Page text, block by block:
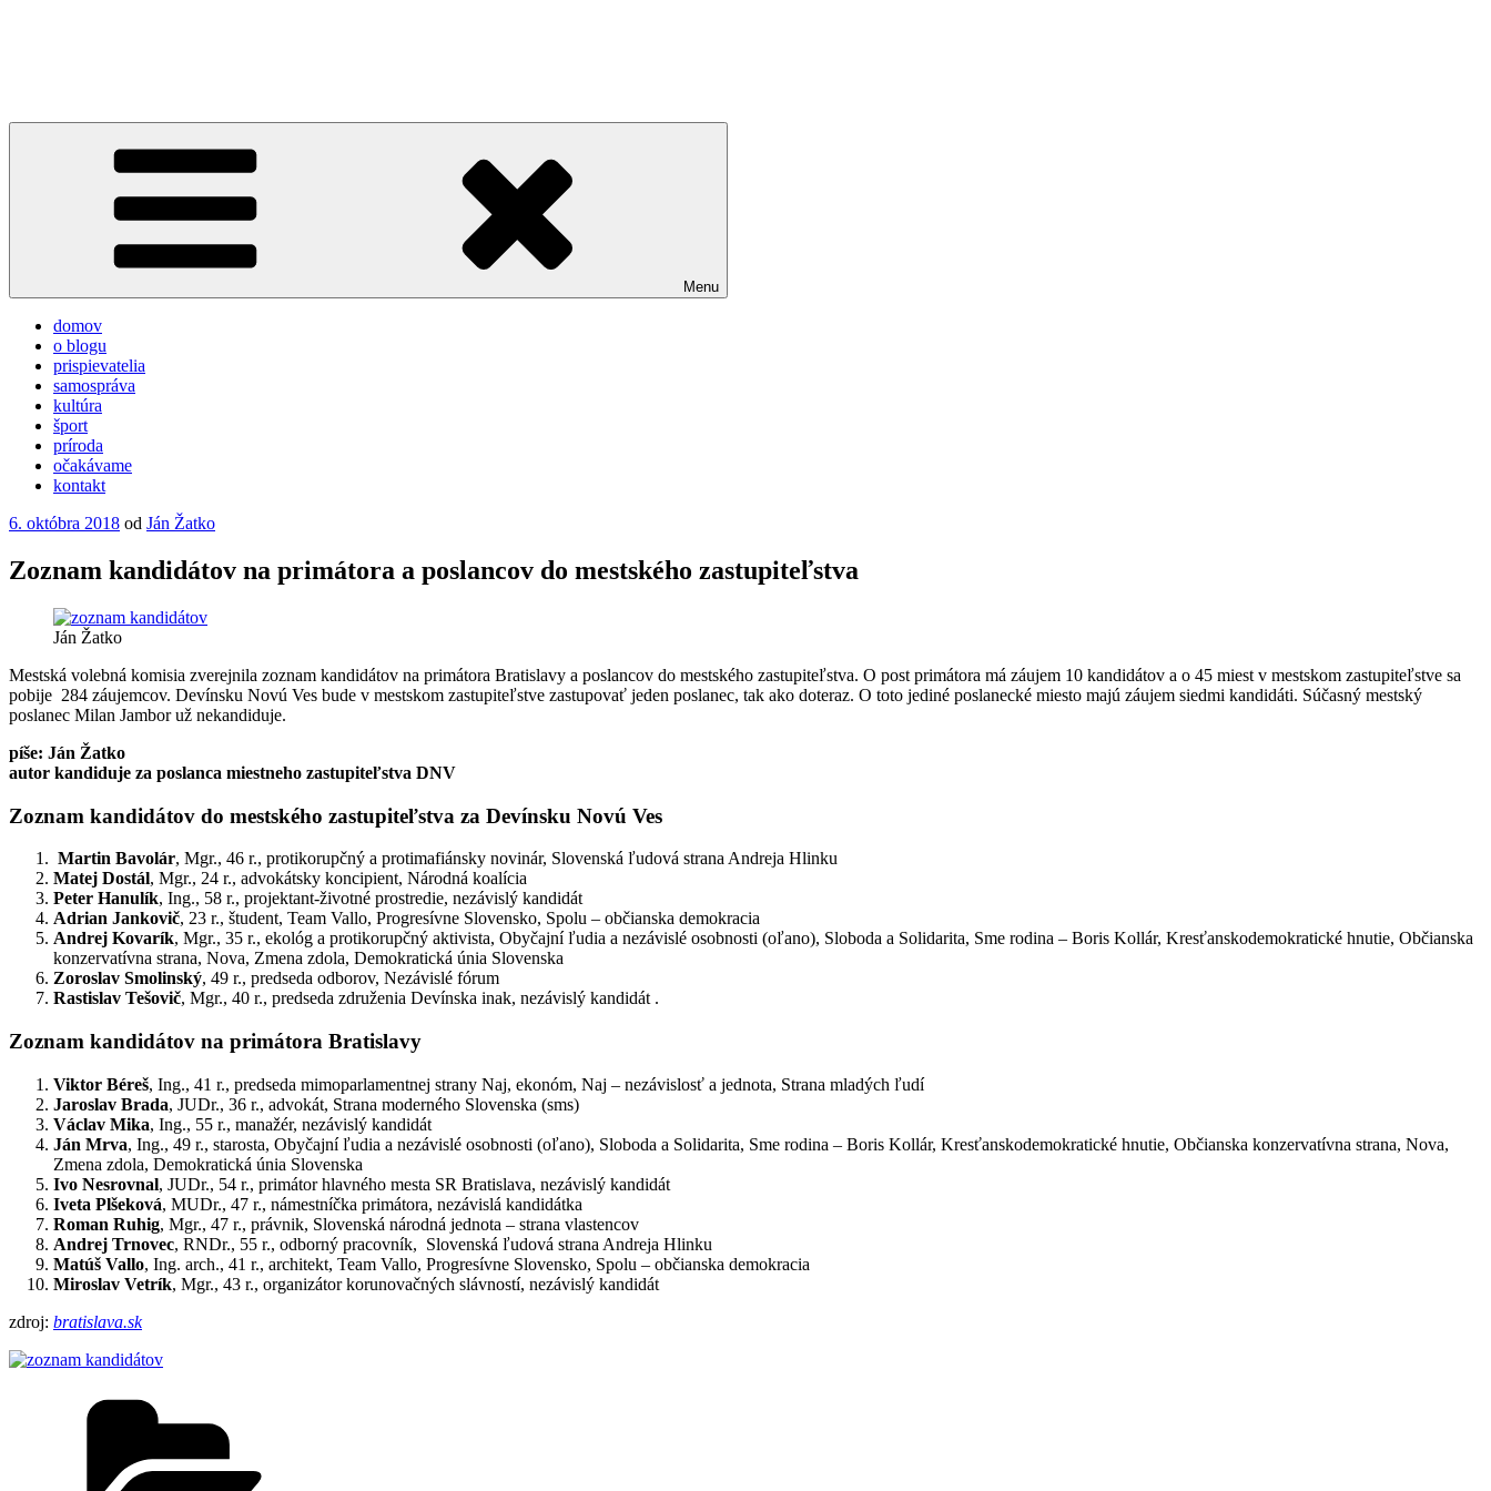
Menu
domov
o blogu
prispievatelia
samospráva
kultúra
šport
príroda
očakávame
kontakt
Publikované
6. októbra 2018 od Ján Žatko
Zoznam kandidátov na primátora a poslancov do mestského zastupiteľstva
Ján Žatko
Mestská volebná komisia zverejnila zoznam kandidátov na primátora Bratislavy a poslancov do mestského zastupiteľstva. O post primátora má záujem 10 kandidátov a o 45 miest v mestskom zastupiteľstve sa
pobije 284 záujemcov. Devínsku Novú Ves bude v mestskom zastupiteľstve zastupovať jeden poslanec, tak ako doteraz. O toto jediné poslanecké miesto majú záujem siedmi kandidáti. Súčasný mestský
poslanec Milan Jambor už nekandiduje.
píše: Ján Žatko
autor kandiduje za poslanca miestneho zastupiteľstva DNV
Zoznam kandidátov do mestského zastupiteľstva za Devínsku Novú Ves
Martin Bavolár, Mgr., 46 r., protikorupčný a protimafiánsky novinár, Slovenská ľudová strana Andreja Hlinku
Matej Dostál, Mgr., 24 r., advokátsky koncipient, Národná koalícia
Peter Hanulík, Ing., 58 r., projektant-životné prostredie, nezávislý kandidát
Adrian Jankovič, 23 r., študent, Team Vallo, Progresívne Slovensko, Spolu – občianska demokracia
Andrej Kovarík, Mgr., 35 r., ekológ a protikorupčný aktivista, Obyčajní ľudia a nezávislé osobnosti (oľano), Sloboda a Solidarita, Sme rodina – Boris Kollár, Kresťanskodemokratické hnutie, Občianska
konzervatívna strana, Nova, Zmena zdola, Demokratická únia Slovenska
Zoroslav Smolinský, 49 r., predseda odborov, Nezávislé fórum
Rastislav Tešovič, Mgr., 40 r., predseda združenia Devínska inak, nezávislý kandidát .
Zoznam kandidátov na primátora Bratislavy
Viktor Béreš, Ing., 41 r., predseda mimoparlamentnej strany Naj, ekonóm, Naj – nezávislosť a jednota, Strana mladých ľudí
Jaroslav Brada, JUDr., 36 r., advokát, Strana moderného Slovenska (sms)
Václav Mika, Ing., 55 r., manažér, nezávislý kandidát
Ján Mrva, Ing., 49 r., starosta, Obyčajní ľudia a nezávislé osobnosti (oľano), Sloboda a Solidarita, Sme rodina – Boris Kollár, Kresťanskodemokratické hnutie, Občianska konzervatívna strana, Nova,
Zmena zdola, Demokratická únia Slovenska
Ivo Nesrovnal, JUDr., 54 r., primátor hlavného mesta SR Bratislava, nezávislý kandidát
Iveta Plšeková, MUDr., 47 r., námestníčka primátora, nezávislá kandidátka
Roman Ruhig, Mgr., 47 r., právnik, Slovenská národná jednota – strana vlastencov
Andrej Trnovec, RNDr., 55 r., odborný pracovník, Slovenská ľudová strana Andreja Hlinku
Matúš Vallo, Ing. arch., 41 r., architekt, Team Vallo, Progresívne Slovensko, Spolu – občianska demokracia
Miroslav Vetrík, Mgr., 43 r., organizátor korunovačných slávností, nezávislý kandidát
zdroj: bratislava.sk